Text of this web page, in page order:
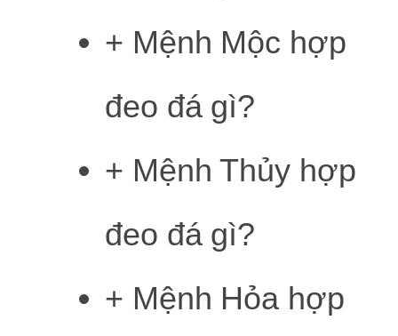
+ Mệnh Mộc hợp
đeo đá gì?
+ Mệnh Thủy hợp
đeo đá gì?
+ Mệnh Hỏa hợp